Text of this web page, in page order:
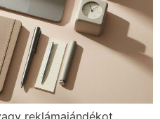
reklámajándékot